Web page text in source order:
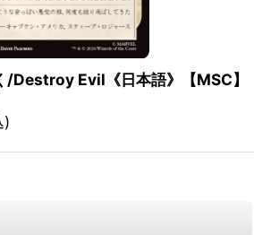
/Destroy Evil《日本語》【MSC】
)